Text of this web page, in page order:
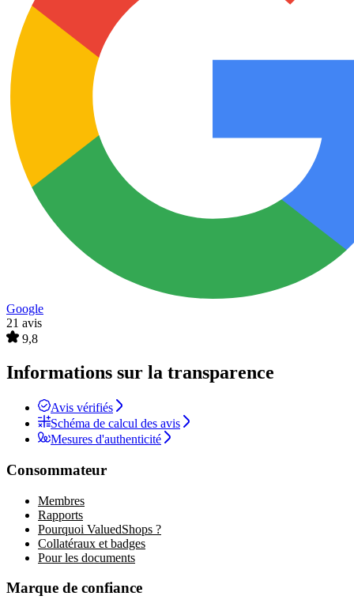
Google
21 avis
9,8
Informations sur la transparence
Avis vérifiés
Schéma de calcul des avis
Mesures d'authenticité
Consommateur
Membres
Rapports
Pourquoi ValuedShops ?
Collatéraux et badges
Pour les documents
Marque de confiance